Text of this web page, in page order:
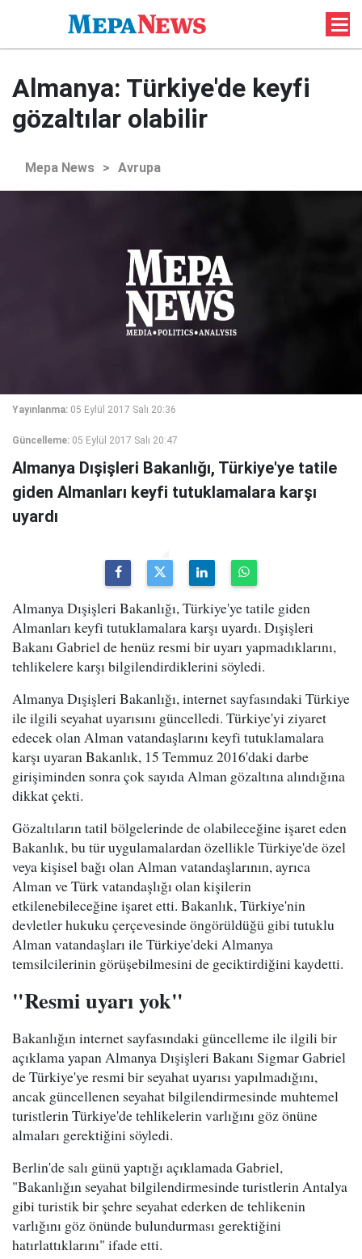
Almanya: Türkiye'de keyfi
gözaltılar olabilir
Mepa News > Avrupa
Yayınlanma: 05 Eylül 2017 Salı 20:36
Güncelleme: 05 Eylül 2017 Salı 20:47
Almanya Dışişleri Bakanlığı, Türkiye'ye tatile
giden Almanları keyfi tutuklamalara karşı
uyardı
Almanya Dışişleri Bakanlığı, Türkiye'ye tatile giden
Almanları keyfi tutuklamalara karşı uyardı. Dışişleri
Bakanı Gabriel de henüz resmi bir uyarı yapmadıklarını,
tehlikelere karşı bilgilendirdiklerini söyledi.
Almanya Dışişleri Bakanlığı, internet sayfasındaki Türkiye
ile ilgili seyahat uyarısını güncelledi. Türkiye'yi ziyaret
edecek olan Alman vatandaşlarını keyfi tutuklamalara
karşı uyaran Bakanlık, 15 Temmuz 2016'daki darbe
girişiminden sonra çok sayıda Alman gözaltına alındığına
dikkat çekti.
Gözaltıların tatil bölgelerinde de olabileceğine işaret eden
Bakanlık, bu tür uygulamalardan özellikle Türkiye'de özel
veya kişisel bağı olan Alman vatandaşlarının, ayrıca
Alman ve Türk vatandaşlığı olan kişilerin
etkilenebileceğine işaret etti. Bakanlık, Türkiye'nin
devletler hukuku çerçevesinde öngörüldüğü gibi tutuklu
Alman vatandaşları ile Türkiye'deki Almanya
temsilcilerinin görüşebilmesini de geciktirdiğini kaydetti.
"Resmi uyarı yok"
Bakanlığın internet sayfasındaki güncelleme ile ilgili bir
açıklama yapan Almanya Dışişleri Bakanı Sigmar Gabriel
de Türkiye'ye resmi bir seyahat uyarısı yapılmadığını,
ancak güncellenen seyahat bilgilendirmesinde muhtemel
turistlerin Türkiye'de tehlikelerin varlığını göz önüne
almaları gerektiğini söyledi.
Berlin'de salı günü yaptığı açıklamada Gabriel,
"Bakanlığın seyahat bilgilendirmesinde turistlerin Antalya
gibi turistik bir şehre seyahat ederken de tehlikenin
varlığını göz önünde bulundurması gerektiğini
hatırlattıklarını" ifade etti.